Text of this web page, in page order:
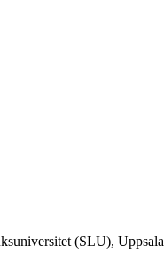
(SLU), Uppsala